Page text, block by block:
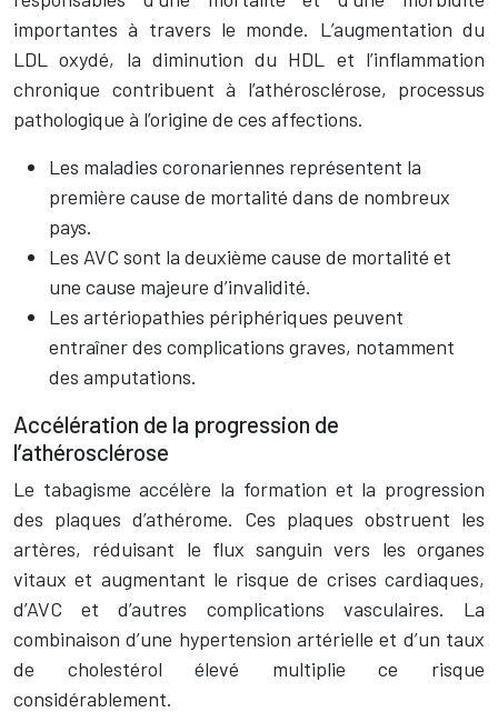
importantes à travers le monde. L’augmentation du
LDL oxydé, la diminution du HDL et l’inflammation
chronique contribuent à l’athérosclérose, processus
pathologique à l’origine de ces affections.
Les maladies coronariennes représentent la
première cause de mortalité dans de nombreux
pays.
Les AVC sont la deuxième cause de mortalité et
une cause majeure d’invalidité.
Les artériopathies périphériques peuvent
entraîner des complications graves, notamment
des amputations.
Accélération de la progression de
l’athérosclérose
Le tabagisme accélère la formation et la progression
des plaques d’athérome. Ces plaques obstruent les
artères, réduisant le flux sanguin vers les organes
vitaux et augmentant le risque de crises cardiaques,
d’AVC et d’autres complications vasculaires. La
combinaison d’une hypertension artérielle et d’un taux
de cholestérol élevé multiplie ce risque
considérablement.